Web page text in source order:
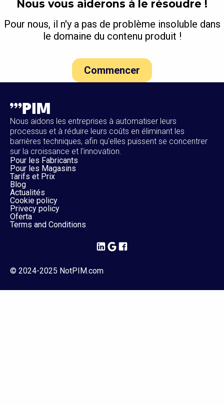
Nous vous aiderons à le résoudre !
Pour nous, il n'y a pas de problème insoluble dans
le domaine du contenu produit !
Commencer
Nous aidons les entreprises à automatiser leurs
processus et à réduire leurs coûts en éliminant les
barrières techniques, afin qu'elles puissent se concentrer
sur la croissance et l'innovation.
Pour les Fabricants
Pour les Magasins
Tarifs et Prix
Blog
Actualités
Cookie policy
Privecy policy
Oferta
Terms and Conditions
© 2024-2025 NotPIM.com